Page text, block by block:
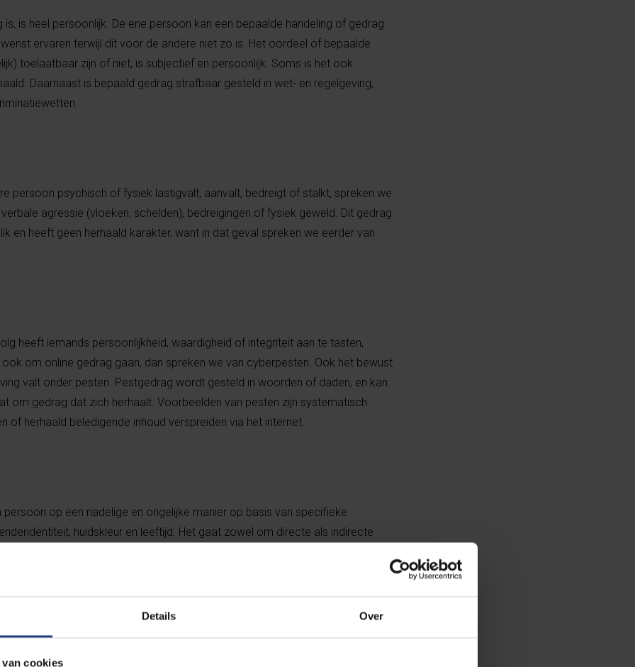
Details Over
cookies
is heel persoonlijk. De ene persoon kan een bepaalde handeling of gedrag
ervaren terwijl dit voor de andere niet zo is. Het oordeel of bepaalde
toelaatbaar zijn of niet, is subjectief en persoonlijk. Soms is het ook
Daarnaast is bepaald gedrag strafbaar gesteld in wet- en regelgeving,
persoon psychisch of fysiek lastigvalt, aanvalt, bedreigt of stalkt, spreken we
agressie (vloeken, schelden), bedreigingen of fysiek geweld. Dit gedrag
en heeft geen herhaald karakter, want in dat geval spreken we eerder van
heeft iemands persoonlijkheid, waardigheid of integriteit aan te tasten,
om online gedrag gaan, dan spreken we van cyberpesten. Ook het bewust
valt onder pesten. Pestgedrag wordt gesteld in woorden of daden, en kan
om gedrag dat zich herhaalt. Voorbeelden van pesten zijn systematisch
of herhaald beledigende inhoud verspreiden via het internet.
persoon op een nadelige en ongelijke manier op basis van specifieke
huidskleur en leeftijd. Het gaat zowel om directe als indirecte
vijandigheid of minachting voor bepaalde personen of groepen van
huidskleur, afkomst, nationale of etnische afkomst. (